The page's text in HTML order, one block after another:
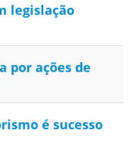
legislação
por ações de
é sucesso